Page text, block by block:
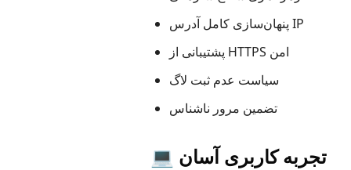
پنهان‌سازی کامل آدرس IP
پشتیبانی از HTTPS امن
سیاست عدم ثبت لاگ
تضمین مرور ناشناس
💻 تجربه کاربری آسان